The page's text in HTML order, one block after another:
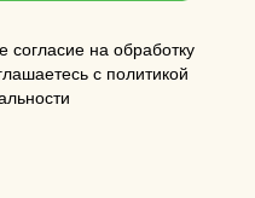
согласие на обработку
c политикой